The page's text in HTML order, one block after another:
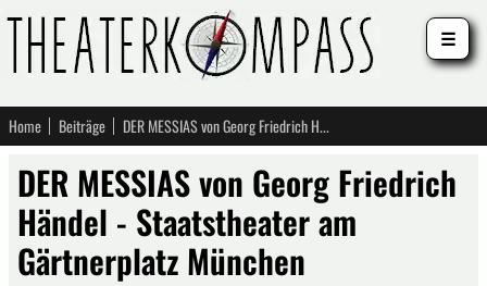
Home Beiträge DER MESSIAS von Georg Friedrich Händel - Staatstheater am Gärtnerplatz München
DER MESSIAS von Georg Friedrich
Händel - Staatstheater am
Gärtnerplatz München
☰